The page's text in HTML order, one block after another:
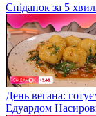
Сніданок за 5
День вегана:
Едуардом